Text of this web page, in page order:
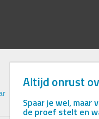
Altijd onrust
Spaar je wel,
de proef stelt en